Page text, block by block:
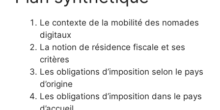
Le contexte de la mobilité des nomades
digitaux
La notion de résidence fiscale et ses
critères
Les obligations d’imposition selon le pays
d’origine
Les obligations d’imposition dans le pays